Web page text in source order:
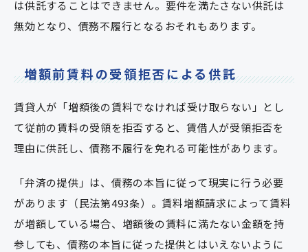
は供託することはできません。要件を満たさない供託は
無効となり、債務不履行となるおそれもあります。
増額前賃料の受領拒否による供託
賃貸人が「増額後の賃料でなければ受け取らない」とし
て従前の賃料の受領を拒否すると、賃借人が受領拒否を
理由に供託し、債務不履行を免れる可能性があります。
「弁済の提供」は、債務の本旨に従って現実に行う必要
があります（民法第493条）。賃料増額請求によって賃料
が増額している場合、増額後の賃料に満たない金額を持
参しても、債務の本旨に従った提供とはいえないように